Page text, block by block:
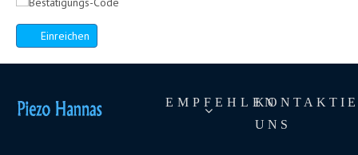
Einreichen
EMPFEHLEN
UNS